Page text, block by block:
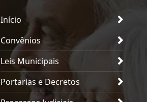
Início
Convênios
Leis Municipais
Portarias e Decretos